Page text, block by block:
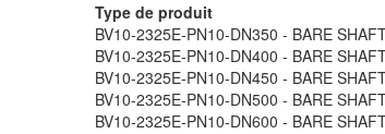
Type de produit
BV10-2325E-PN10-DN350 - BARE
BV10-2325E-PN10-DN400 - BARE
BV10-2325E-PN10-DN450 - BARE
BV10-2325E-PN10-DN500 - BARE
BV10-2325E-PN10-DN600 - BARE